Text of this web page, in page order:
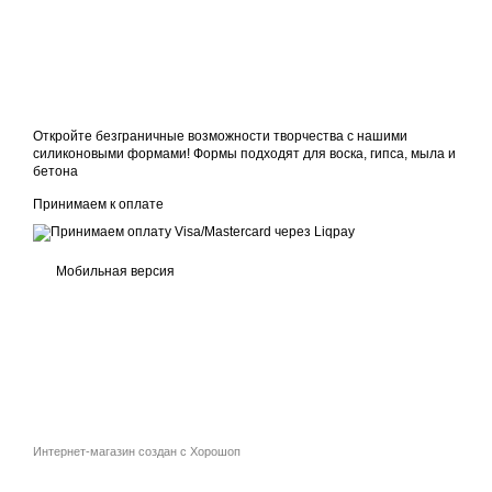
Откройте безграничные возможности творчества с нашими
силиконовыми формами! Формы подходят для воска, гипса, мыла и
бетона
Принимаем к оплате
Мобильная версия
Интернет-магазин создан с Хорошоп